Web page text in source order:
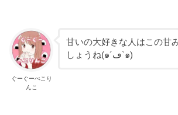
ぐーぐーぺこり
んこ
甘いの大好きな人はこの甘
しょうね(๑´ڡ`๑)